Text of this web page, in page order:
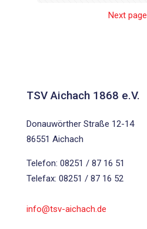
Next page
TSV Aichach 1868 e.V.
Donauwörther Straße 12-14
86551 Aichach
Telefon: 08251 / 87 16 51
Telefax: 08251 / 87 16 52
info@tsv-aichach.de